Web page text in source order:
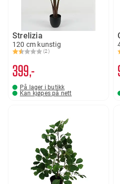
Strelizia
120 cm kunstig
Karakter:
(2)
1.5 av 5 mulige
399,-
På lager i butikk
Kan kjøpes på nett